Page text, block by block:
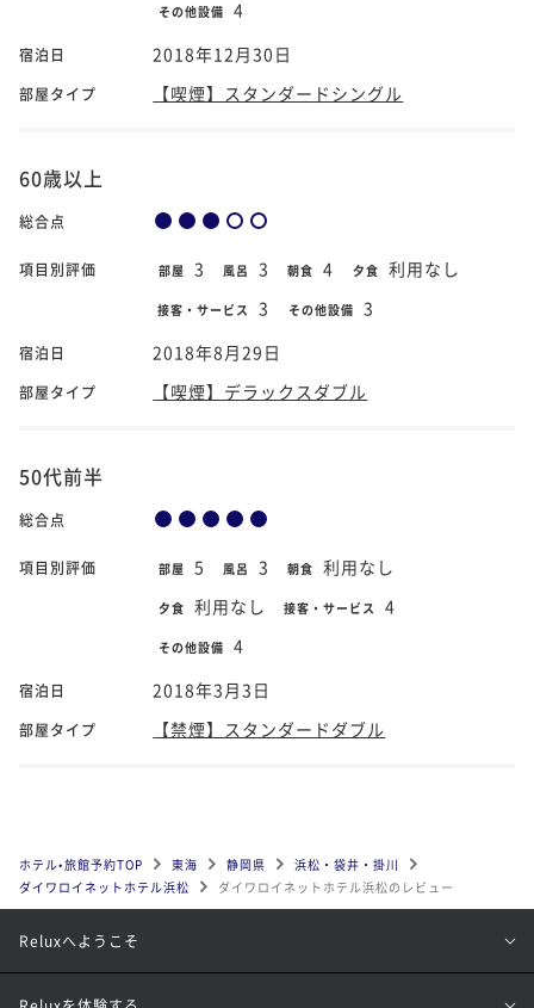
その他設備 4
宿泊日 2018年12月30日
部屋タイプ 【喫煙】スタンダードシングル
60歳以上
総合点
項目別評価 部屋 3 風呂 3 朝食 4 夕食 利用なし
接客・サービス 3 その他設備 3
宿泊日 2018年8月29日
部屋タイプ 【喫煙】デラックスダブル
50代前半
総合点
項目別評価 部屋 5 風呂 3 朝食 利用なし
夕食 利用なし 接客・サービス 4
その他設備 4
宿泊日 2018年3月3日
部屋タイプ 【禁煙】スタンダードダブル
ホテル•旅館予約TOP 東海 静岡県
浜松・袋井・掛川
ダイワロイネットホテル浜松
ダイワロイネットホテル浜松のレビュー
Reluxへようこそ